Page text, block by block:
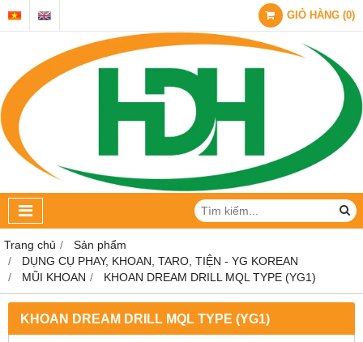
GIỎ HÀNG (0)
Trang chủ
Sản phẩm
DỤNG CỤ PHAY, KHOAN, TARO, TIỆN - YG KOREAN
MŨI KHOAN
KHOAN DREAM DRILL MQL TYPE (YG1)
KHOAN DREAM DRILL MQL TYPE (YG1)